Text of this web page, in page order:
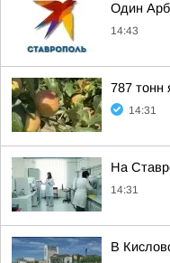
Один
14:43
787 тонн
14:31
На
14:31
В